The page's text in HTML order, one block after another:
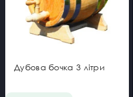
Дубова бочка 3 літри